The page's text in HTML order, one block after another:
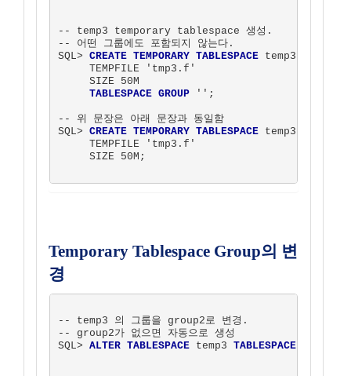
-- temp3 temporary tablespace 생성.
-- 어떤 그룹에도 포함되지 않는다.
SQL> CREATE TEMPORARY TABLESPACE temp3
     TEMPFILE 'tmp3.f'
     SIZE 50M
TABLESPACE GROUP '';
-- 위 문장은 아래 문장과 동일함
SQL> CREATE TEMPORARY TABLESPACE temp3
     TEMPFILE 'tmp3.f'
     SIZE 50M;
Temporary Tablespace Group의 변
경
-- temp3 의 그룹을 group2로 변경.
-- group2가 없으면 자동으로 생성
SQL> ALTER TABLESPACE temp3 TABLESPACE GROUP